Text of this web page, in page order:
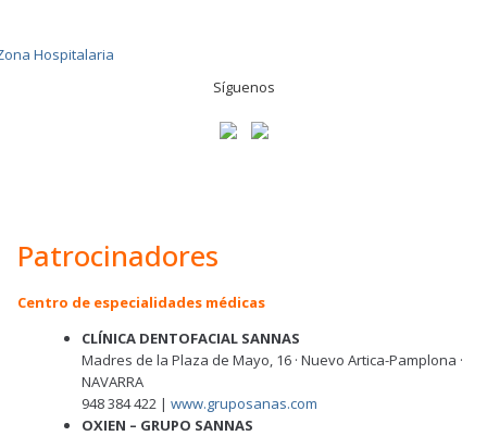
Síguenos
Patrocinadores
Centro de especialidades médicas
CLÍNICA DENTOFACIAL SANNAS
Madres de la Plaza de Mayo, 16 · Nuevo Artica-Pamplona ·
NAVARRA
948 384 422 | www.gruposanas.com
OXIEN – GRUPO SANNAS